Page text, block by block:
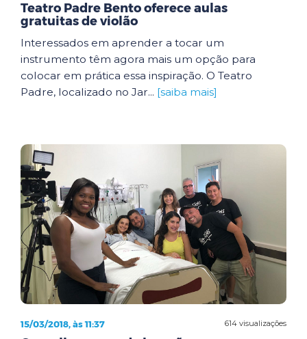
Teatro Padre Bento oferece aulas
gratuitas de violão
Interessados em aprender a tocar um
instrumento têm agora mais um opção para
colocar em prática essa inspiração. O Teatro
Padre, localizado no Jar... [saiba mais]
614 visualizações
15/03/2018, às 11:37